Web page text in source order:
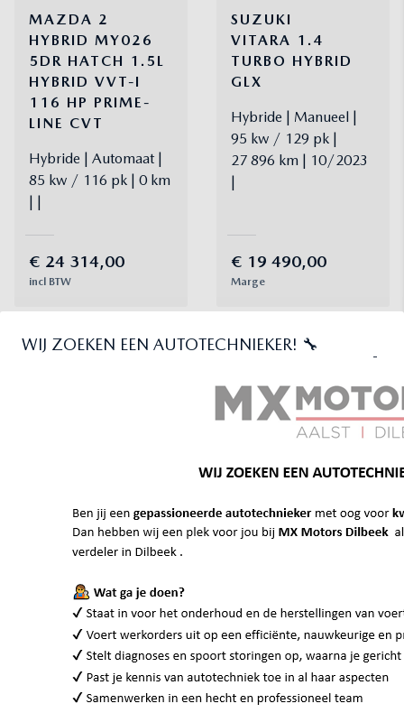
MAZDA 2
HYBRID MY026
5DR HATCH 1.5L
HYBRID VVT-I
116 HP PRIME-
LINE CVT
Hybride
Automaat
85 kw / 116 pk
0 km
€ 24 314,00
incl BTW
SUZUKI
VITARA 1.4
TURBO HYBRID
GLX
Hybride
Manueel
95 kw / 129 pk
27 896 km
10/2023
€ 19 490,00
Marge
MAZDA
CX-
2.0L SKYACTIV-
G 163 HP 6MT
COMFORT PACK
Benzine
Manueel
120 kw / 163 pk
135 210 km
04/2014
MAZDACX-
5 2.0L SKYACTIV-
4WD
Benzine
Automaat
117 kw / 160 pk
181 261 km
02/2018
WIJ ZOEKEN EEN AUTOTECHNIEKER! 🔧